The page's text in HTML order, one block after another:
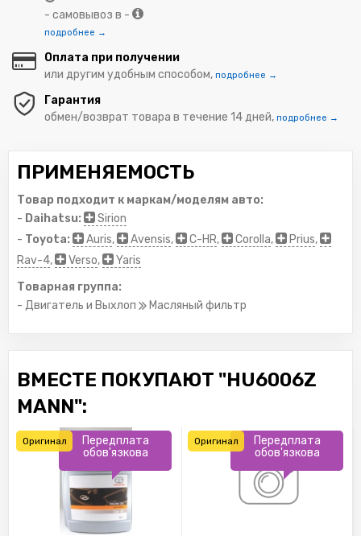
- самовывоз в -
подробнее →
Оплата при получении
или другим удобным способом, подробнее →
Гарантия
обмен/возврат товара в течение 14 дней, подробнее →
ПРИМЕНЯЕМОСТЬ
Товар подходит к маркам/моделям авто:
- Daihatsu:
Sirion
- Toyota: Auris, Avensis, C-HR, Corolla, Prius,
Rav-4, Verso,
Yaris
Товарная группа:
- Двигатель и Выхлоп
Масляный фильтр
ВМЕСТЕ ПОКУПАЮТ "HU6006Z
MANN":
Передплата
обов'язкова
Оригинал
Передплата
обов'язкова
Оригинал